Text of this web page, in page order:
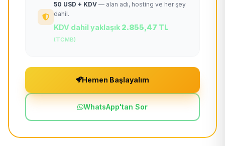
50 USD + KDV — alan adı, hosting ve her şey
dahil.
KDV dahil yaklaşık 2.855,47 TL
(TCMB)
Hemen Başlayalım
WhatsApp'tan Sor